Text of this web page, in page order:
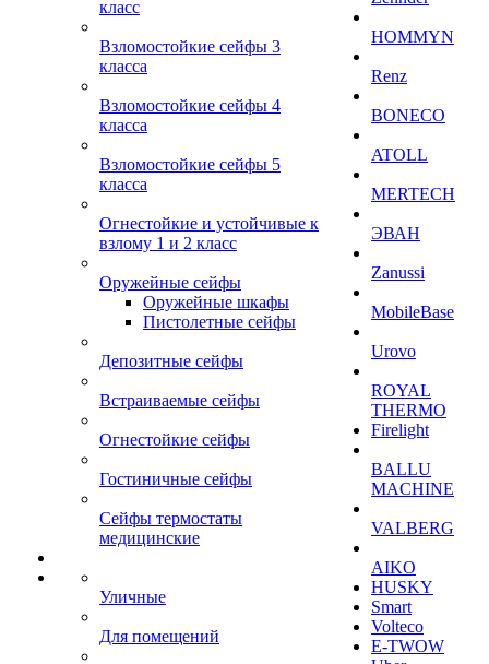
класс
Взломостойкие сейфы 3
класса
Взломостойкие сейфы 4
класса
Взломостойкие сейфы 5
класса
Огнестойкие и устойчивые к
взлому 1 и 2 класс
Оружейные сейфы
Оружейные шкафы
Пистолетные сейфы
Депозитные сейфы
Встраиваемые сейфы
Огнестойкие сейфы
Гостиничные сейфы
Сейфы термостаты
медицинские
Уличные
Для помещений
HOMMYN
Renz
BONECO
ATOLL
MERTECH
ЭВАН
Zanussi
MobileBase
Urovo
ROYAL
THERMO
Firelight
BALLU
MACHINE
VALBERG
AIKO
HUSKY
Smart
Volteco
E-TWOW